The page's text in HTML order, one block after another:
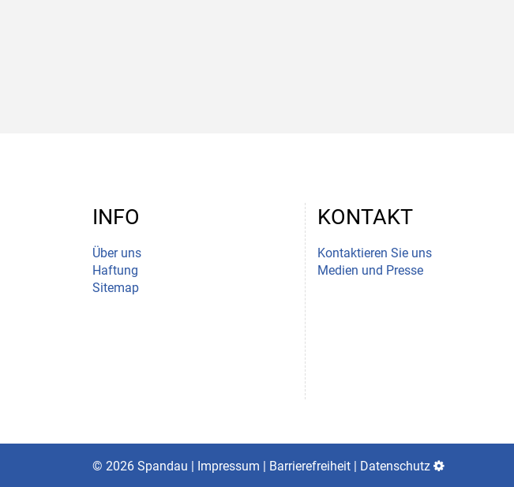
INFO
Über uns
Haftung
Sitemap
KONTAKT
Kontaktieren Sie uns
Medien und Presse
© 2026 Spandau | Impressum | Barrierefreiheit | Datenschutz
Datenschutz-